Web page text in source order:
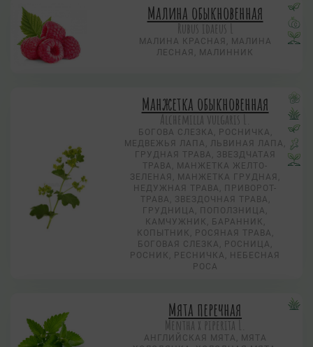
Малина обыкновенная
Rubus idaeus L
МАЛИНА КРАСНАЯ, МАЛИНА
ЛЕСНАЯ, МАЛИННИК
Манжетка обыкновенная
Alchemilla vulgaris L.
БОГОВА СЛЕЗКА, РОСНИЧКА,
МЕДВЕЖЬЯ ЛАПА, ЛЬВИНАЯ ЛАПА,
ГРУДНАЯ ТРАВА, ЗВЕЗДЧАТАЯ
ТРАВА, МАНЖЕТКА ЖЕЛТО-
ЗЕЛЕНАЯ, МАНЖЕТКА ГРУДНАЯ,
НЕДУЖНАЯ ТРАВА, ПРИВОРОТ-
ТРАВА, ЗВЕЗДОЧНАЯ ТРАВА,
ГРУДНИЦА, ПОПОЛЗНИЦА,
КАМЧУЖНИК, БАРАННИК,
КОПЫТНИК, РОСЯНАЯ ТРАВА,
БОГОВАЯ СЛЕЗКА, РОСНИЦА,
РОСНИК, РЕСНИЧКА, НЕБЕСНАЯ
РОСА
Мята перечная
Mentha х piperita L.
АНГЛИЙСКАЯ МЯТА, МЯТА